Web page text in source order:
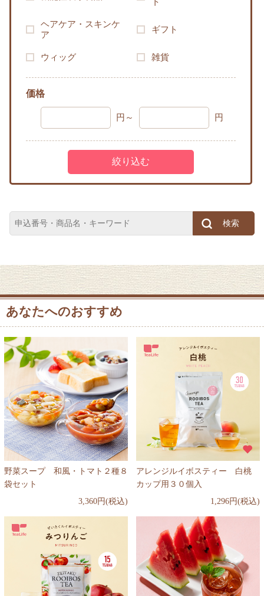
ヘアケア・スキンケ
ア
ギフト
ウィッグ 雑貨
価格
円～ 円
あなたへのおすすめ
野菜スープ 和風・トマト２種８
袋セット
3,360円(税込)
アレンジルイボスティー 白桃
カップ用３０個入
1,296円(税込)